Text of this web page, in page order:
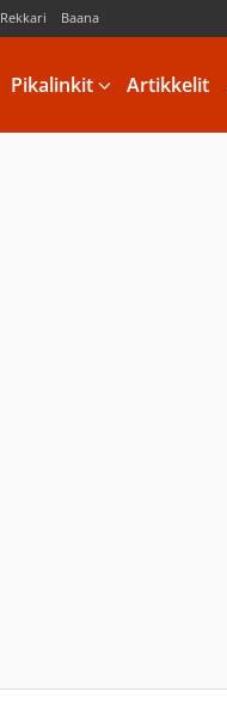
Rekkari Baana
Pikalinkit Artikkelit